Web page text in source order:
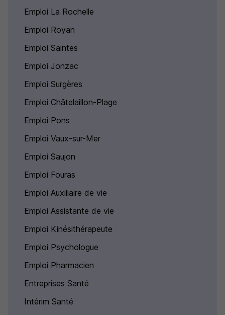
Emploi La Rochelle
Emploi Royan
Emploi Saintes
Emploi Jonzac
Emploi Surgères
Emploi Châtelaillon-Plage
Emploi Pons
Emploi Vaux-sur-Mer
Emploi Saujon
Emploi Fouras
Emploi Auxiliaire de vie
Emploi Assistante de vie
Emploi Kinésithérapeute
Emploi Psychologue
Emploi Pharmacien
Entreprises Santé
Intérim Santé